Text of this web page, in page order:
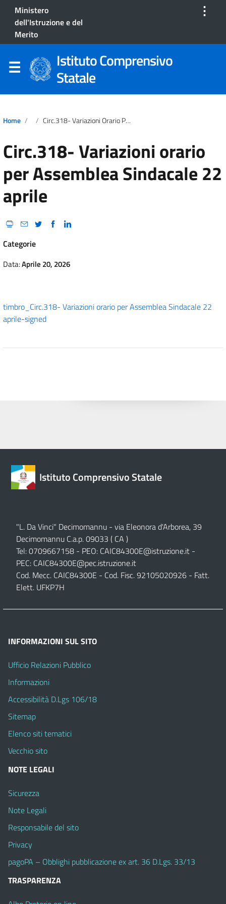
Ministero
dell'Istruzione e del
Merito
⋮
Istituto Comprensivo
Statale
Home Circ.318- Variazioni Orario Per Assemblea Sindacale 22 Aprile
Circ.318- Variazioni orario
per Assemblea Sindacale 22
aprile
Categorie
Data:Aprile 20, 2026
timbro_Circ.318- Variazioni orario per Assemblea Sindacale 22
aprile-signed
Istituto Comprensivo Statale
"L. Da Vinci" Decimomannu - via Eleonora d'Arborea, 39
Decimomannu C.a.p. 09033 ( CA )
Tel: 0709667158 - PEO: CAIC84300E@istruzione.it -
PEC: CAIC84300E@pec.istruzione.it
Cod. Mecc. CAIC84300E - Cod. Fisc. 92105020926 - Fatt.
Elett. UFKP7H
INFORMAZIONI SUL SITO
Ufficio Relazioni Pubblico
Informazioni
Accessibilità D.Lgs 106/18
Sitemap
Elenco siti tematici
Vecchio sito
NOTE LEGALI
Sicurezza
Note Legali
Responsabile del sito
Privacy
pagoPA – Obblighi pubblicazione ex art. 36 D.Lgs. 33/13
TRASPARENZA